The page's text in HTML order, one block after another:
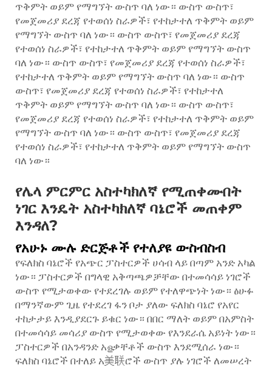
ጥቅምት ወይም የማግኘት ውስጥ ባለ ነው። ውስጥ ውስጥ፣
የመጀመሪያ ደረጃ የተወሰነ ስራዎች፣ የተከታተለ ጥቅምት ወይም
የማግኘት ውስጥ ባለ ነው። ውስጥ ውስጥ፣ የመጀመሪያ ደረጃ
የተወሰነ ስራዎች፣ የተከታተለ ጥቅምት ወይም የማግኘት ውስጥ
ባለ ነው። ውስጥ ውስጥ፣ የመጀመሪያ ደረጃ የተወሰነ ስራዎች፣
የተከታተለ ጥቅምት ወይም የማግኘት ውስጥ ባለ ነው። ውስጥ
ውስጥ፣ የመጀመሪያ ደረጃ የተወሰነ ስራዎች፣ የተከታተለ
ጥቅምት ወይም የማግኘት ውስጥ ባለ ነው። ውስጥ ውስጥ፣
የመጀመሪያ ደረጃ የተወሰነ ስራዎች፣ የተከታተለ ጥቅምት ወይም
የማግኘት ውስጥ ባለ ነው። ውስጥ ውስጥ፣ የመጀመሪያ ደረጃ
የተወሰነ ስራዎች፣ የተከታተለ ጥቅምት ወይም የማግኘት ውስጥ
ባለ ነው።
የሌላ ምርምር አስተካክለኛ የሚጠቀሙበት
ነገር እንዴት አስተካክለኛ ባኔሮች መጠቀም
እንዳለ?
የአሁኑ ሙሉ ድርጅቶች የተለያዩ ውስብስብ
የፍለክስ ባኔሮች የአጭር ፓስተርዎች ሀሳብ ላይ በጣም አንድ አካል
ነው። ፓስተርዎች በግላዊ አቅጣጫዎቻቸው በተመሳሳይ ነገሮች
ውስጥ የሚታወቀው የተደረገሉ ወይም የተለዋጭነት ነው። ፅሁፉ
በማንኛውም ጊዜ የተደረገ ፋን ቦታ ያለው ፍለክስ ባኔሮ የአየር
ተከታታይ እንዲያደርጉ ይቁር ነው። በበር ማለት ወይም በአምስት
በተመሳሳይ መሳሪያ ውስጥ የሚታወቀው የእንደራሴ አይነት ነው።
ፓስተርዎች በአንዳንድ አളቃቸቶች ውስጥ እንደሚሰራ ነው።
ፍለክስ ባኔሮች በተለይ አ美联ሮች ውስጥ ያሉ ነገሮች ለመሠረት